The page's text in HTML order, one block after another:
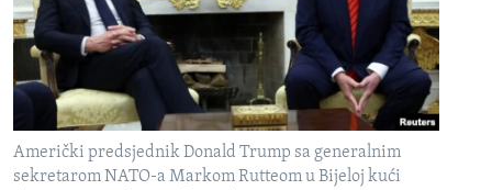
Američki predsjednik Donald Trump sa generalnim
sekretarom NATO-a Markom Rutteom u Bijeloj kući